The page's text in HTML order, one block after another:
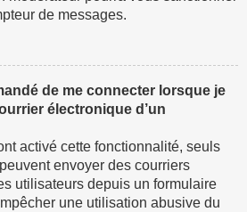
de messages.
de me connecter lorsque je
électronique d’un
activé cette fonctionnalité, seuls
envoyer des courriers
utilisateurs depuis un formulaire
une utilisation abusive du